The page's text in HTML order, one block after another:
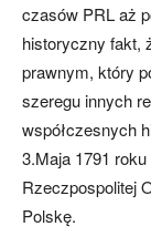
czasów PRL aż
historyczny fakt,
prawnym, który
szeregu innych
współczesnych
3.Maja 1791
Rzeczpospolitej
Polskę.